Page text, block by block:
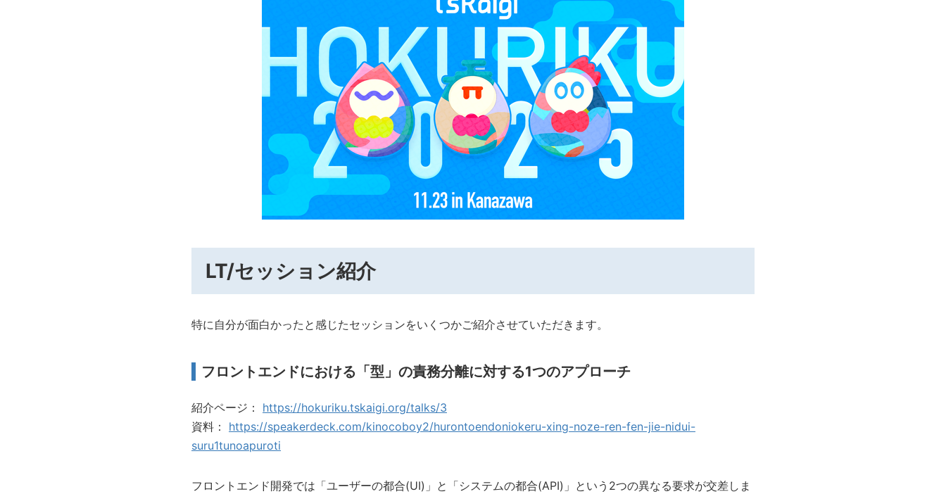
LT/セッション紹介
特に自分が面白かったと感じたセッションをいくつかご紹介させていただきます。
フロントエンドにおける「型」の責務分離に対する1つのアプローチ
紹介ページ：
https://hokuriku.tskaigi.org/talks/3
資料：
https://speakerdeck.com/kinocoboy2/hurontoendoniokeru-xing-noze-ren-fen-jie-nidui-
suru1tunoapuroti
フロントエンド開発では「ユーザーの都合(UI)」と「システムの都合(API)」という2つの異なる要求が交差しま